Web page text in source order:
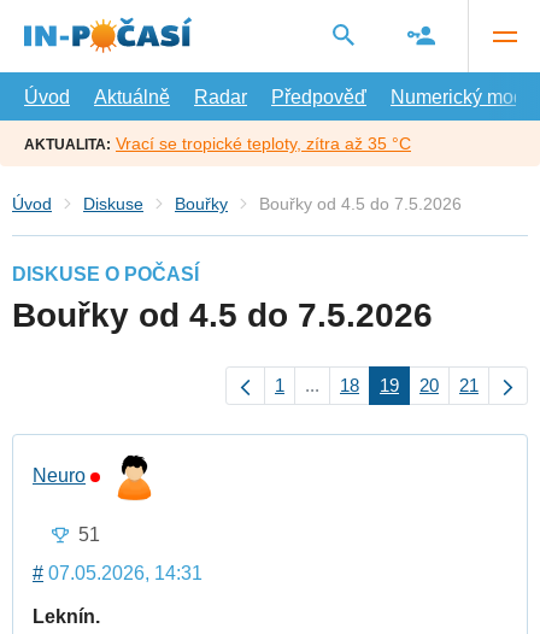
hlavní
Úvod
Aktuálně Radar Předpověď Numerický model
AKTUALITA: Vrací se tropické teploty, zítra až 35 °C
Úvod Diskuse Bouřky Bouřky od 4.5 do 7.5.2026
DISKUSE O POČASÍ
Bouřky od 4.5 do 7.5.2026
1 ... 18 19 20 21
Neuro
51
# 07.05.2026, 14:31
Leknín.